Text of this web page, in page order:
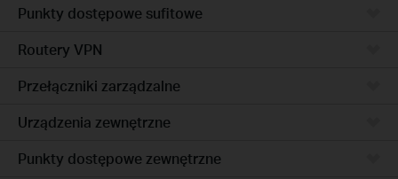
Punkty dostępowe sufitowe
Routery VPN
Przełączniki zarządzalne
Urządzenia zewnętrzne
Punkty dostępowe zewnętrzne